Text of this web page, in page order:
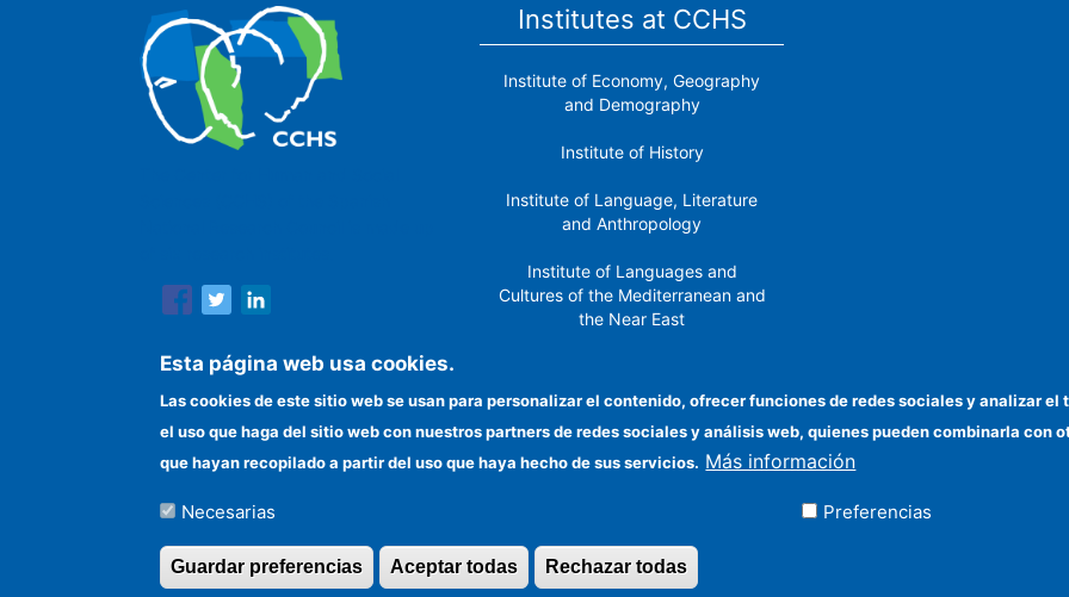
Institutes at CCHS
Institute of Economy, Geography
and Demography
Institute of History
Institute of Language, Literature
and Anthropology
Institute of Languages ​​and
Cultures of the Mediterranean and
the Near East
Institute of Public Policies and
Goods
©Copyright 2026 Todos los derechos reservados
Esta página web usa cookies.
Las cookies de este sitio web se usan para personalizar el contenido, ofrecer funciones de redes sociales y analizar
el uso que haga del sitio web con nuestros partners de redes sociales y análisis web, quienes pueden combinarla con
que hayan recopilado a partir del uso que haya hecho de sus servicios. Más información
Necesarias Preferencias
Guardar preferencias Rechazar todas
Aceptar todas